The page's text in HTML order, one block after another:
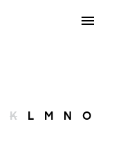
K L M N O